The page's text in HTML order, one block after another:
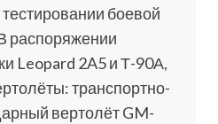
боевой
распоряжении
Leopard 2A5 и Т-90А,
транспортно-
вертолёт GM-